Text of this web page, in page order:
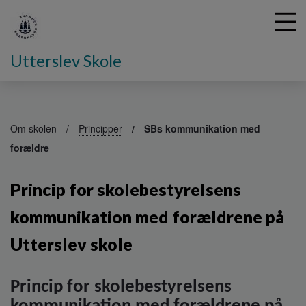
Utterslev Skole
Om skolen Principper
SBs kommunikation med
forældre
Princip for skolebestyrelsens
kommunikation med forældrene på
Utterslev skole
Princip for skolebestyrelsens